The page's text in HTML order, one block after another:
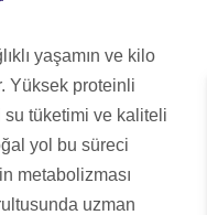
yaşamın ve kilo
Yüksek proteinli
tüketimi ve kaliteli
yol bu süreci
metabolizması
uzman